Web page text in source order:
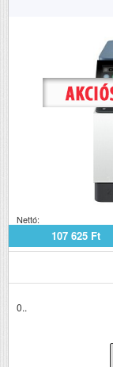
Nettó:
107 625 Ft
0..